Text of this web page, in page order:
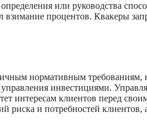
или руководства
процентов. Квакеры
нормативным требованиям,
инвестициями.
интересам клиентов перед
риска и потребностей